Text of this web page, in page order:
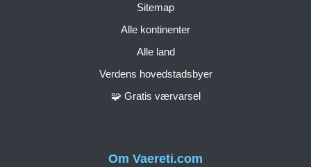
Om Vaereti.com
Sitemap
Alle kontinenter
Alle land
Verdens hovedstadsbyer
🧩 Gratis værvarsel